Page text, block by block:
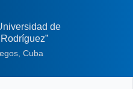
de
Cuba